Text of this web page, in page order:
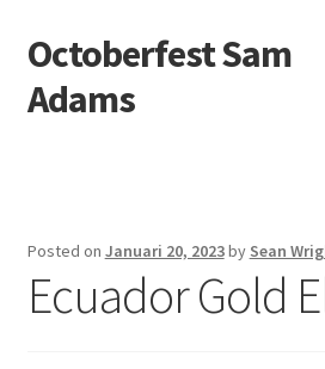
Skip
to
navigation
Skip
to
content
Octoberfest Sam
Adams
Contact us
Posted on Januari 20, 2023by Sean
Ecuador Gold